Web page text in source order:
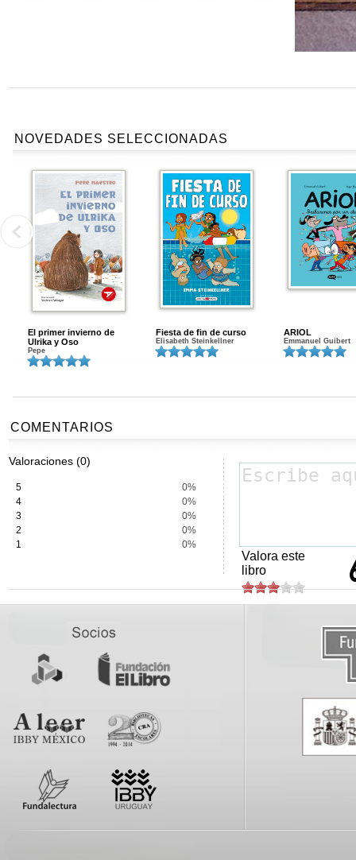
NOVEDADES SELECCIONADAS
El primer invierno de
Ulrika y Oso
Pepe
Fiesta de fin de curso
Elisabeth Steinkellner
ARIOL
Emmanuel Guibert
COMENTARIOS
Valoraciones (0)
5
0%
4
0%
3
0%
2
0%
1
0%
Valora este
libro